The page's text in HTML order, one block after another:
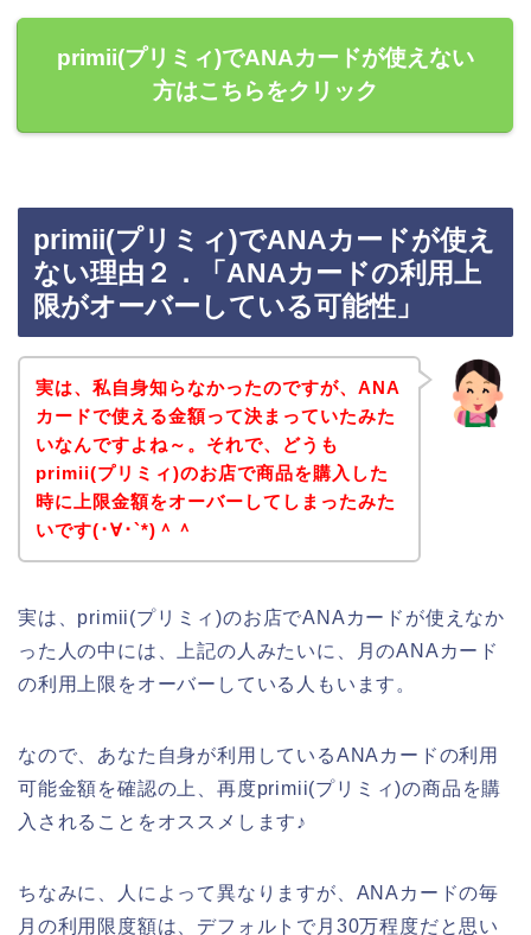
primii(プリミィ)でANAカードが使えない
方はこちらをクリック
primii(プリミィ)でANAカードが使え
ない理由２．「ANAカードの利用上
限がオーバーしている可能性」
実は、私自身知らなかったのですが、ANA
カードで使える金額って決まっていたみた
いなんですよね～。それで、どうも
primii(プリミィ)のお店で商品を購入した
時に上限金額をオーバーしてしまったみた
いです(･∀･`*)＾＾
実は、primii(プリミィ)のお店でANAカードが使えなか
った人の中には、上記の人みたいに、月のANAカード
の利用上限をオーバーしている人もいます。
なので、あなた自身が利用しているANAカードの利用
可能金額を確認の上、再度primii(プリミィ)の商品を購
入されることをオススメします♪
ちなみに、人によって異なりますが、ANAカードの毎
月の利用限度額は、デフォルトで月30万程度だと思い